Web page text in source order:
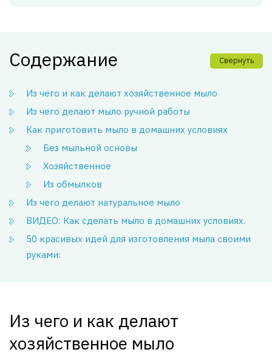
Содержание Свернуть
Из чего и как делают хозяйственное мыло
Из чего делают мыло ручной работы
Как приготовить мыло в домашних условиях
Без мыльной основы
Хозяйственное
Из обмылков
Из чего делают натуральное мыло
ВИДЕО: Как сделать мыло в домашних условиях.
50 красивых идей для изготовления мыла своими
руками:
Из чего и как делают
хозяйственное мыло